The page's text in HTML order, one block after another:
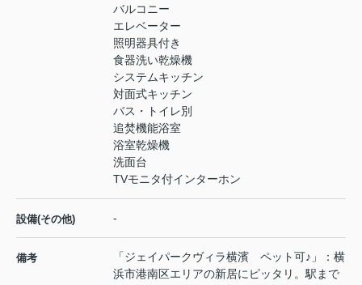
バルコニー
エレベーター
照明器具付き
食器洗い乾燥機
システムキッチン
対面式キッチン
バス・トイレ別
追焚機能浴室
浴室乾燥機
洗面台
TVモニタ付インターホン
設備(その他) -
備考
「ジェイパークヴィラ横濱 ペット可♪」：横
浜市港南区エリアの新居にピッタリ。駅まで